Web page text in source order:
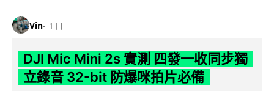
Vin 1 日
DJI Mic Mini 2s 實測 四發一收同步獨
立錄音 32-bit 防爆咪拍片必備